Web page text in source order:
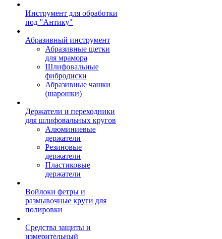
Инструмент для обработки
под "Антику"
Абразивный инструмент
Абразивные щетки
для мрамора
Шлифовальные
фибродиски
Абразивные чашки
(шарошки)
Держатели и переходники
для шлифовальных кругов
Алюминиевые
держатели
Резиновые
держатели
Пластиковые
держатели
Войлоки фетры и
размывочные круги для
полировки
Средства защиты и
измерительный